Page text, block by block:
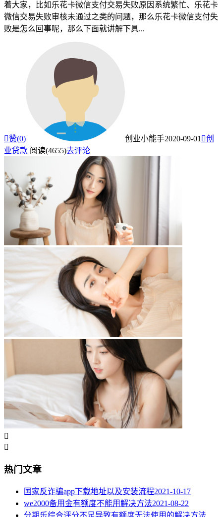
着大家，比如乐花卡微信支付交易失败原因系统繁忙、乐花卡
微信交易失败审核未通过之类的问题，那么乐花卡微信支付失
败是怎么回事呢，那么下面就讲解下具...
赞(0) 创业小能手2020-09-01 创
业贷款 阅读(4655)去评论


热门文章
国家反诈骗app下载地址以及安装流程2021-10-17
we2000备用金有额度不能用解决方法2021-08-22
分期乐综合评分不足导致有额度无法使用的解决方法